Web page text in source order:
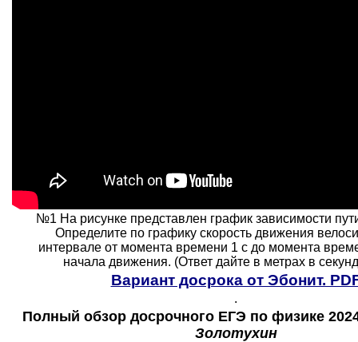
№1 На рисунке представлен график зависимости
Определите по графику скорость движения
интервале от момента времени 1 с до момента
начала движения. (Ответ дайте в метрах в
Вариант досрока от Эбонит.
.
Полный обзор досрочного ЕГЭ по физике
Золотухин